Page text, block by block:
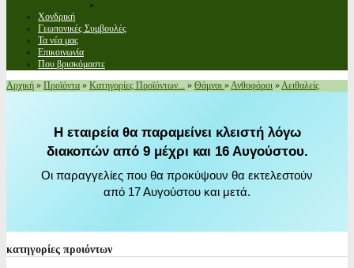
Χονδρική
Γεωπονικές Συμβουλές
Τα νέα μας
Επικοινωνία
Που βρισκόμαστε
Αρχική » Προϊόντα » Κατηγορίες Προϊόντων... » Θάμνοι »Ανθοφόροι »Αειθαλείς
Η εταιρεία θα παραμείνει κλειστή λόγω
διακοπών από 9 μέχρι και 16 Αυγούστου.
Οι παραγγελίες που θα προκύψουν θα εκτελεστούν
από 17 Αυγούστου και μετά.
κατηγορίες προιόντων